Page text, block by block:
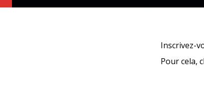
Inscrivez-
Pour cela,